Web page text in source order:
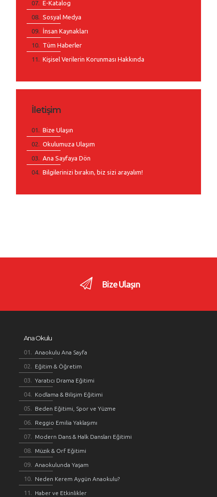
E-Katalog
Sosyal Medya
İnsan Kaynakları
Tüm Haberler
Kişisel Verilerin Korunması Hakkında
İletişim
Bize Ulaşın
Okulumuza Ulaşım
Ana Sayfaya Dön
Bilgilerinizi bırakın, biz sizi arayalım!
Bize Ulaşın
Ana Okulu
Anaokulu Ana Sayfa
Eğitim & Öğretim
Yaratıcı Drama Eğitimi
Kodlama & Bilişim Eğitimi
Beden Eğitimi, Spor ve Yüzme
Reggio Emilia Yaklaşımı
Modern Dans & Halk Dansları Eğitimi
Müzik & Orf Eğitimi
Anaokulunda Yaşam
Neden Kerem Aygün Anaokulu?
Haber ve Etkinlikler